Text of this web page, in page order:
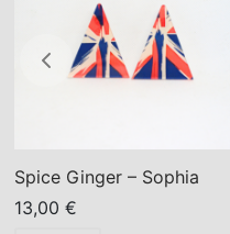
Spice Ginger – Sophia
13,00 €